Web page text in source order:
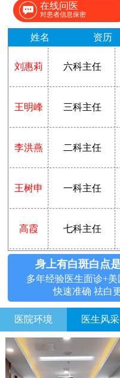
在线问医
对患者信息保密
姓名 资历
刘惠莉 六科主任
王明峰 三科主任
李洪燕 二科主任
王树申 一科主任
高霞 七科主任
身上有白斑白点
多年经验医生面诊+
快速准确 祛白
医院环境 医生风采